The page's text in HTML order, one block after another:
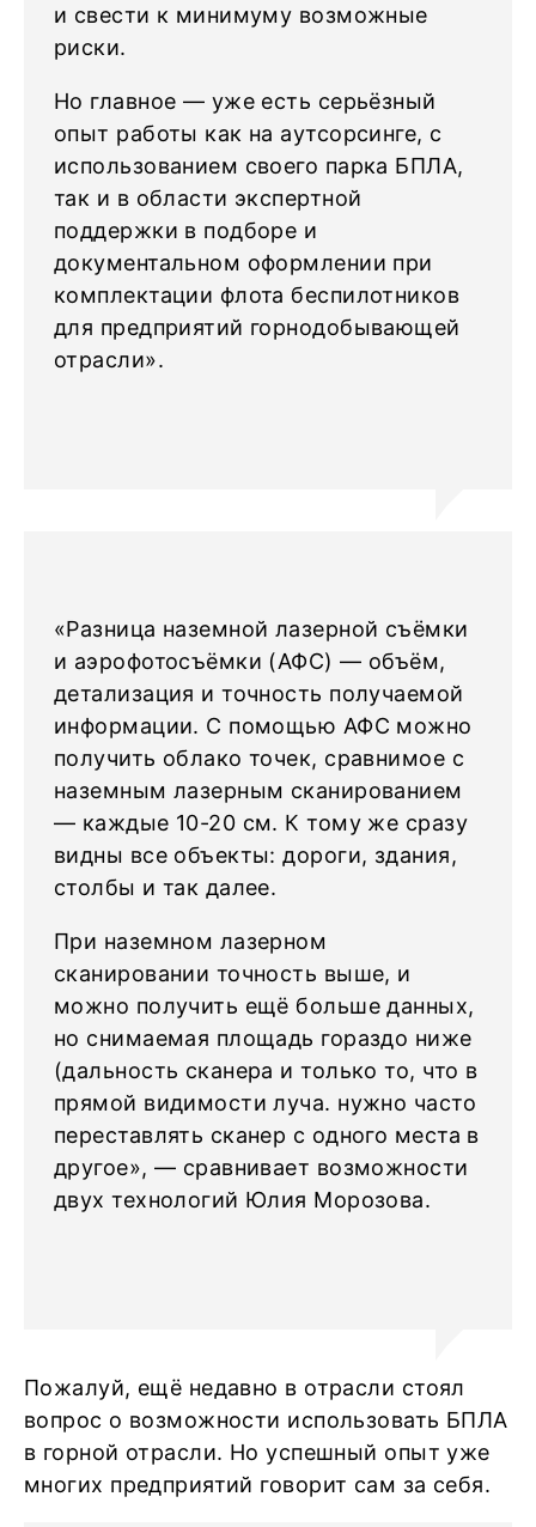
и свести к минимуму возможные
риски.
Но главное — уже есть серьёзный
опыт работы как на аутсорсинге, с
использованием своего парка БПЛА,
так и в области экспертной
поддержки в подборе и
документальном оформлении при
комплектации флота беспилотников
для предприятий горнодобывающей
отрасли».
«Разница наземной лазерной съёмки
и аэрофотосъёмки (АФС) — объём,
детализация и точность получаемой
информации. С помощью АФС можно
получить облако точек, сравнимое с
наземным лазерным сканированием
— каждые 10-20 см. К тому же сразу
видны все объекты: дороги, здания,
столбы и так далее.
При наземном лазерном
сканировании точность выше, и
можно получить ещё больше данных,
но снимаемая площадь гораздо ниже
(дальность сканера и только то, что в
прямой видимости луча. нужно часто
переставлять сканер с одного места в
другое», — сравнивает возможности
двух технологий Юлия Морозова.
Пожалуй, ещё недавно в отрасли стоял
вопрос о возможности использовать БПЛА
в горной отрасли. Но успешный опыт уже
многих предприятий говорит сам за себя.